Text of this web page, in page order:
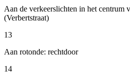
Aan de verkeerslichten in het centrum
(Verbertstraat)
13
Aan rotonde: rechtdoor
14